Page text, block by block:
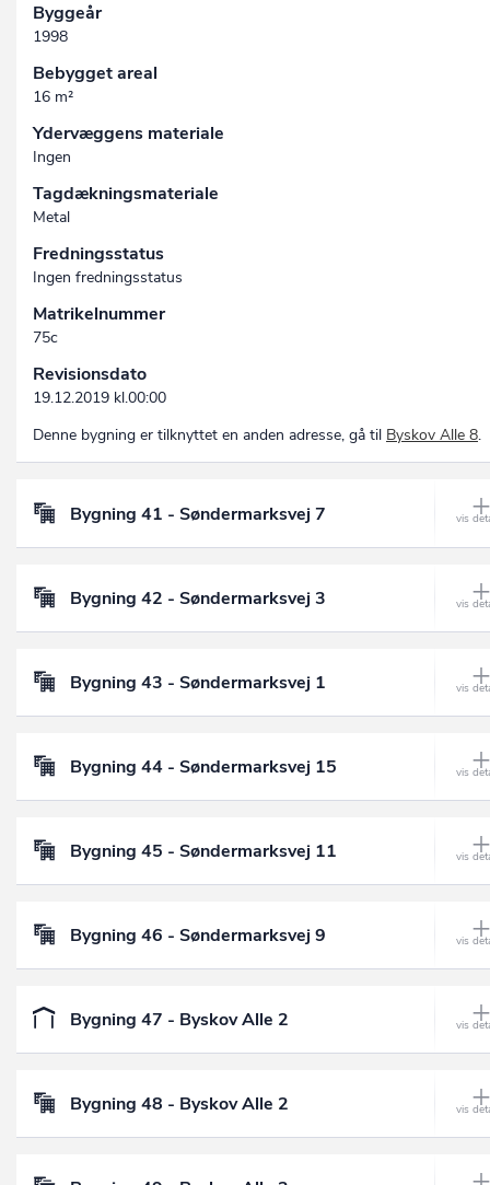
Byggeår
1998
Bebygget areal
16 m²
Ydervæggens materiale
Ingen
Tagdækningsmateriale
Metal
Fredningsstatus
Ingen fredningsstatus
Matrikelnummer
75c
Revisionsdato
19.12.2019 kl.00:00
Denne bygning er tilknyttet en anden adresse, gå til Byskov Alle 8.
Bygning 41 - Søndermarksvej 7
Bygning 42 - Søndermarksvej 3
Bygning 43 - Søndermarksvej 1
Bygning 44 - Søndermarksvej 15
Bygning 45 - Søndermarksvej 11
Bygning 46 - Søndermarksvej 9
Bygning 47 - Byskov Alle 2
Bygning 48 - Byskov Alle 2